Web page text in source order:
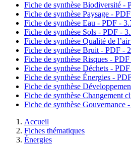
Fiche de synthèse Biodiversité -
Fiche de synthèse Paysage -
Fiche de synthèse Eau - PDF -
Fiche de synthèse Sols - PDF -
Fiche de synthèse Qualité de
Fiche de synthèse Bruit - PDF -
Fiche de synthèse Risques -
Fiche de synthèse Déchets -
Fiche de synthèse Énergies -
Fiche de synthèse
Fiche de synthèse Changement
Fiche de synthèse Gouvernance
Accueil
Fiches thématiques
Énergies